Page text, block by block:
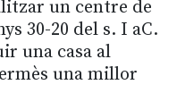
un centre de
30-20 del s. I aC.
una casa al
una millor